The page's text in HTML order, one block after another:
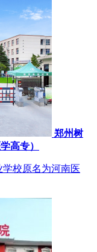
郑州树
高专）
校原名为河南医